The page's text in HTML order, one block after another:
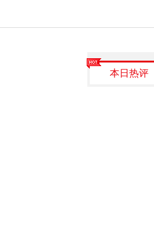
本日热评